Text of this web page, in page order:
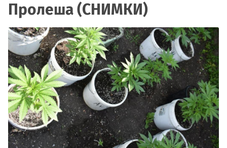
Пролеша (СНИМКИ)